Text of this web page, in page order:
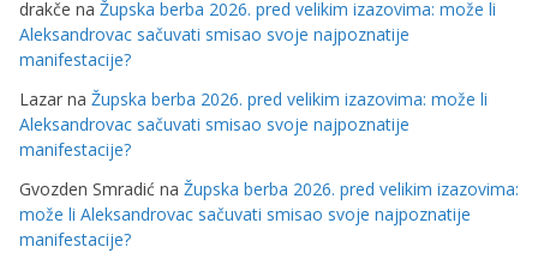
drakče na Župska berba 2026. pred velikim izazovima: može li
Aleksandrovac sačuvati smisao svoje najpoznatije
manifestacije?
Lazar na Župska berba 2026. pred velikim izazovima: može li
Aleksandrovac sačuvati smisao svoje najpoznatije
manifestacije?
Gvozden Smradić na Župska berba 2026. pred velikim izazovima:
može li Aleksandrovac sačuvati smisao svoje najpoznatije
manifestacije?